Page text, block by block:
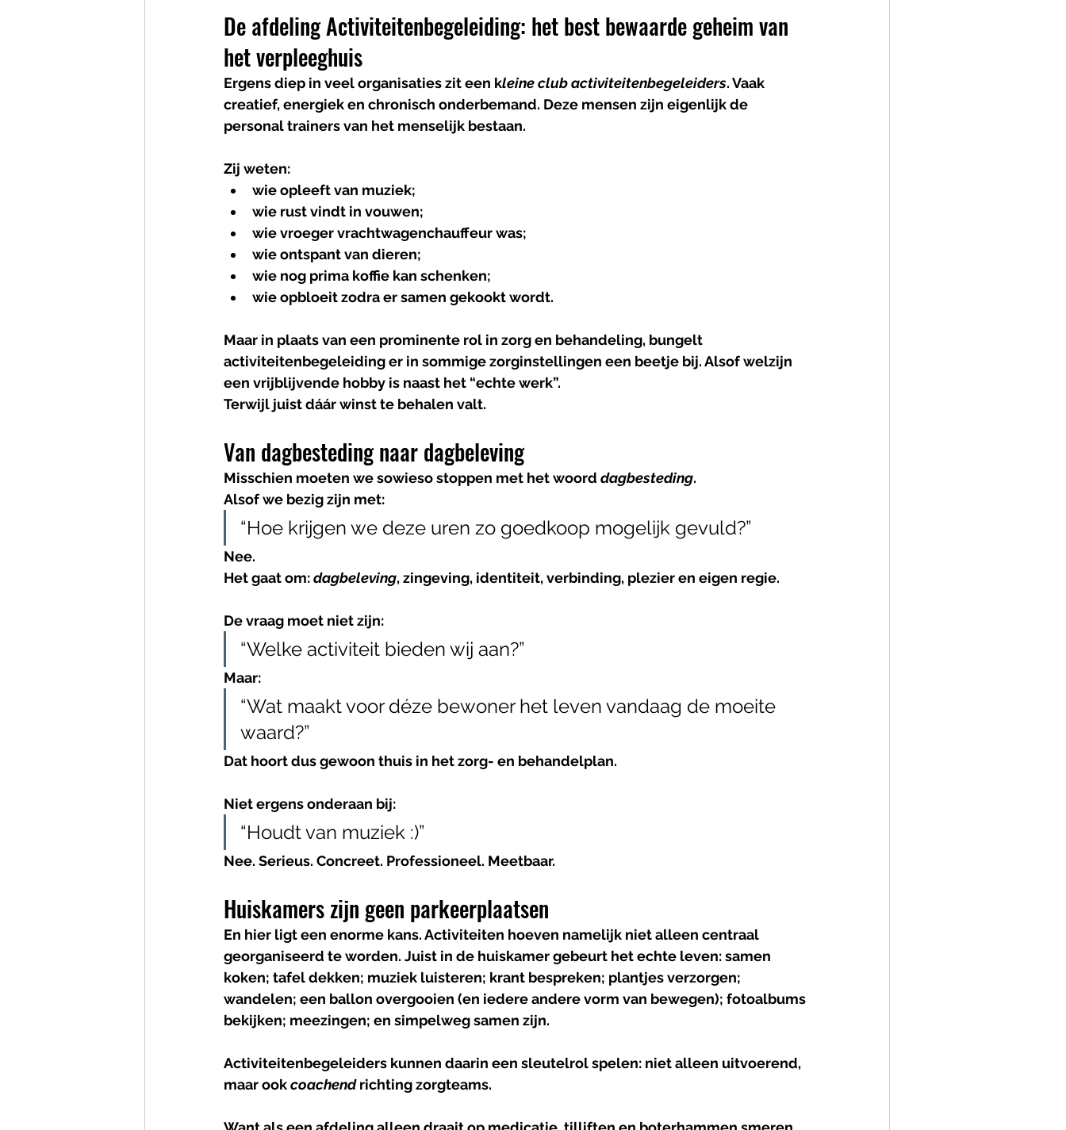
De afdeling Activiteitenbegeleiding: het best bewaarde geheim van
het verpleeghuis
Ergens diep in veel organisaties zit een kleine club activiteitenbegeleiders. Vaak
creatief, energiek en chronisch onderbemand. Deze mensen zijn eigenlijk de
personal trainers van het menselijk bestaan.
Zij weten:
wie opleeft van muziek;
wie rust vindt in vouwen;
wie vroeger vrachtwagenchauffeur was;
wie ontspant van dieren;
wie nog prima koffie kan schenken;
wie opbloeit zodra er samen gekookt wordt.
Maar in plaats van een prominente rol in zorg en behandeling, bungelt
activiteitenbegeleiding er in sommige zorginstellingen een beetje bij. Alsof welzijn
een vrijblijvende hobby is naast het “echte werk”.
Terwijl juist dáár winst te behalen valt.
Van dagbesteding naar dagbeleving
Misschien moeten we sowieso stoppen met het woord dagbesteding.
Alsof we bezig zijn met:
“Hoe krijgen we deze uren zo goedkoop mogelijk gevuld?”
Nee.
Het gaat om: dagbeleving, zingeving, identiteit, verbinding, plezier en eigen regie.
De vraag moet niet zijn:
“Welke activiteit bieden wij aan?”
Maar:
“Wat maakt voor déze bewoner het leven vandaag de moeite
waard?”
Dat hoort dus gewoon thuis in het zorg- en behandelplan.
Niet ergens onderaan bij:
“Houdt van muziek :)”
Nee. Serieus. Concreet. Professioneel. Meetbaar.
Huiskamers zijn geen parkeerplaatsen
En hier ligt een enorme kans. Activiteiten hoeven namelijk niet alleen centraal
georganiseerd te worden. Juist in de huiskamer gebeurt het echte leven: samen
koken; tafel dekken; muziek luisteren; krant bespreken; plantjes verzorgen;
wandelen; een ballon overgooien (en iedere andere vorm van bewegen); fotoalbums
bekijken; meezingen; en simpelweg samen zijn.
Activiteitenbegeleiders kunnen daarin een sleutelrol spelen: niet alleen uitvoerend,
maar ook coachend richting zorgteams.